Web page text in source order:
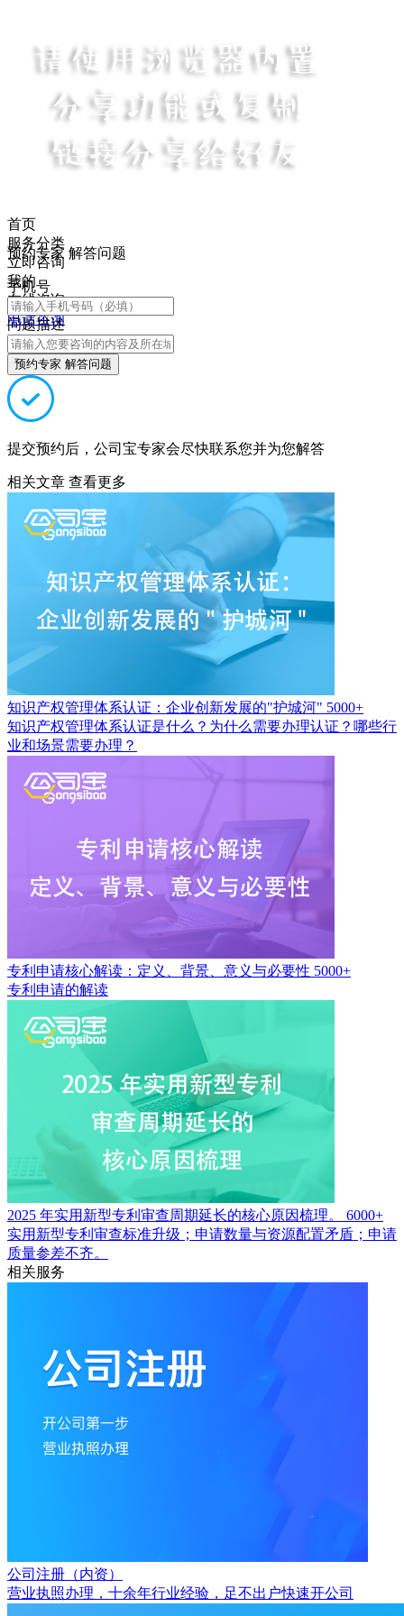
首页
服务分类
立即咨询
我的
在线咨询
电话咨询
预约专家 解答问题
手机号
问题描述
预约专家 解答问题
提交预约后，公司宝专家会尽快联系您并为您解答
相关文章 查看更多
知识产权管理体系认证：企业创新发展的"护城河" 5000+
知识产权管理体系认证是什么？为什么需要办理认证？哪些行
业和场景需要办理？
专利申请核心解读：定义、背景、意义与必要性 5000+
专利申请的解读
2025 年实用新型专利审查周期延长的核心原因梳理。
6000+
实用新型专利审查标准升级；申请数量与资源配置矛盾；申请
质量参差不齐。
相关服务
公司注册（内资）
营业执照办理，十余年行业经验，足不出户快速开公司